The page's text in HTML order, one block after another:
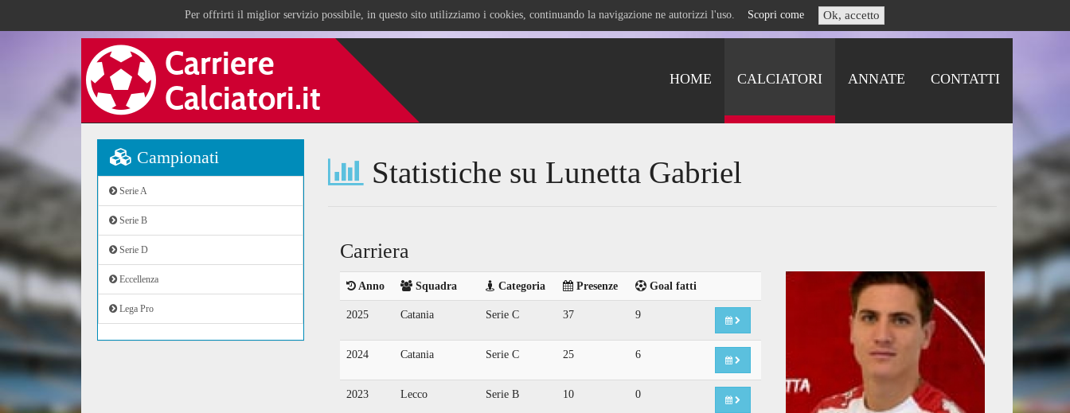
Per offrirti il miglior servizio possibile, in questo sito utilizziamo i cookies, continuando la navigazione ne autorizzi l'uso. Scopri come Ok, accetto
HOME CALCIATORI ANNATE CONTATTI
Campionati
Serie A
Serie B
Serie D
Eccellenza
Lega Pro
Statistiche su Lunetta Gabriel
Carriera
Anno Squadra Categoria Presenze Goal fatti
2025 Catania Serie C 37 9
2024 Catania Serie C 25 6
2023 Lecco Serie B 10 0